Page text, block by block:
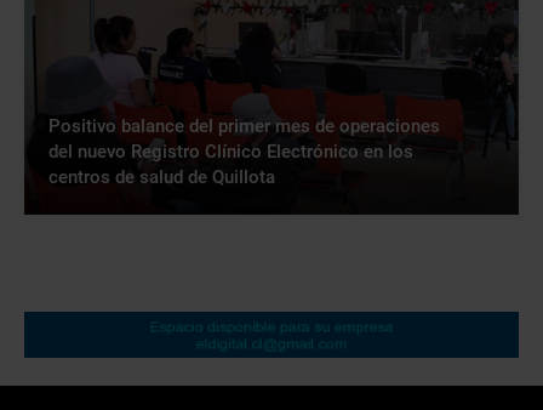
Positivo balance del primer mes de operaciones
del nuevo Registro Clínico Electrónico en los
centros de salud de Quillota